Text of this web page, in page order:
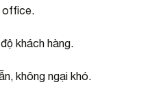
office.
khách hàng.
không ngại khó.